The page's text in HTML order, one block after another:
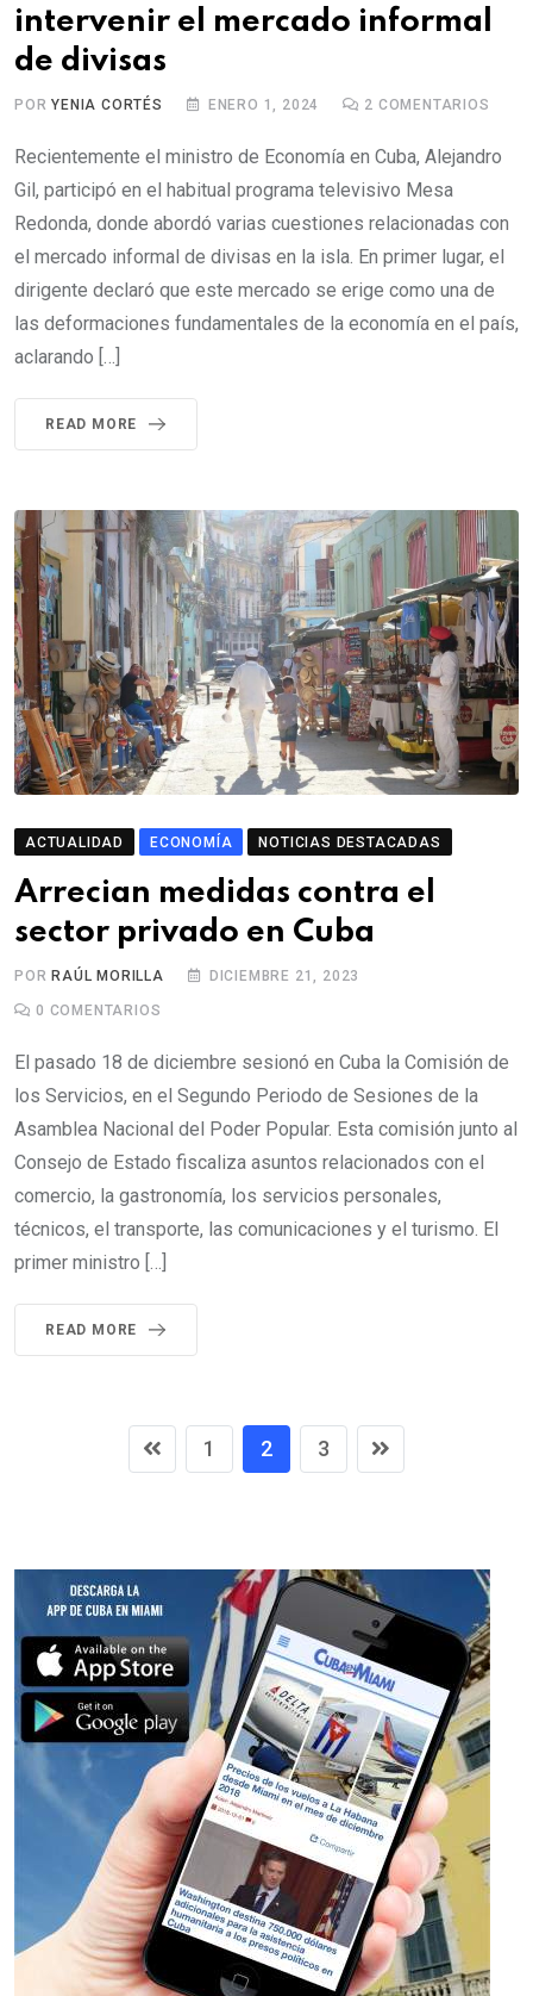
intervenir el mercado informal
de divisas
PORYENIA CORTÉS ENERO 1, 2024 2 COMENTARIOS
Recientemente el ministro de Economía en Cuba, Alejandro
Gil, participó en el habitual programa televisivo Mesa
Redonda, donde abordó varias cuestiones relacionadas con
el mercado informal de divisas en la isla. En primer lugar, el
dirigente declaró que este mercado se erige como una de
las deformaciones fundamentales de la economía en el país,
aclarando […]
READ MORE
ACTUALIDAD ECONOMÍA NOTICIAS DESTACADAS
Arrecian medidas contra el
sector privado en Cuba
PORRAÚL MORILLA DICIEMBRE 21, 2023
0 COMENTARIOS
El pasado 18 de diciembre sesionó en Cuba la Comisión de
los Servicios, en el Segundo Periodo de Sesiones de la
Asamblea Nacional del Poder Popular. Esta comisión junto al
Consejo de Estado fiscaliza asuntos relacionados con el
comercio, la gastronomía, los servicios personales,
técnicos, el transporte, las comunicaciones y el turismo. El
primer ministro […]
READ MORE
1 2 3